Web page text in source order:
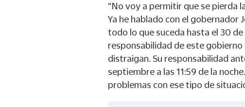
“No voy a permitir que se pierda
Ya he hablado con el gobernador
todo lo que suceda hasta el 30
responsabilidad de este gobierno
distraigan. Su responsabilidad
septiembre a las 11:59 de la
problemas con ese tipo de